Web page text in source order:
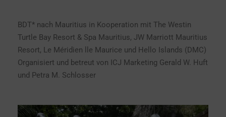
BDT* nach Mauritius in Kooperation mit The Westin
Turtle Bay Resort & Spa Mauritius, JW Marriott Mauritius
Resort, Le Méridien lle Maurice und Hello Islands (DMC)
Organisiert und betreut von ICJ Marketing Gerald W. Huft
und Petra M. Schlosser